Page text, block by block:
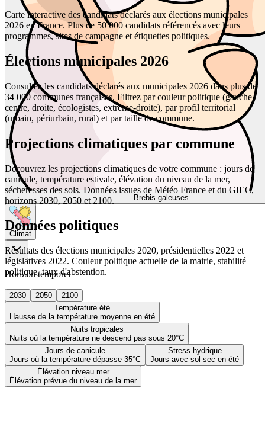
Brebis galeuses
Climat
Horizon temporel
2030 2050
2100
Température été
Hausse de la température moyenne en été
Nuits tropicales
Nuits où la température ne descend pas sous 20°C
Jours de canicule
Jours où la température dépasse 35°C
Stress hydrique
Jours avec sol sec en été
Élévation niveau mer
Élévation prévue du niveau de la mer
Carte interactive des candidats déclarés aux élections municipales
2026 en France. Plus de 50 000 candidats référencés avec leurs
programmes, sites de campagne et étiquettes politiques.
Élections municipales 2026
Consultez les candidats déclarés aux municipales 2026 dans plus de
34 000 communes françaises. Filtrez par couleur politique (gauche,
centre, droite, écologistes, extrême-droite), par profil territorial
(urbain, périurbain, rural) et par taille de commune.
Projections climatiques par commune
Découvrez les projections climatiques de votre commune : jours de
canicule, température estivale, élévation du niveau de la mer,
sécheresses des sols. Données issues de Météo France et du GIEC,
horizons 2030, 2050 et 2100.
Données politiques
Résultats des élections municipales 2020, présidentielles 2022 et
législatives 2022. Couleur politique actuelle de la mairie, stabilité
politique, taux d'abstention.